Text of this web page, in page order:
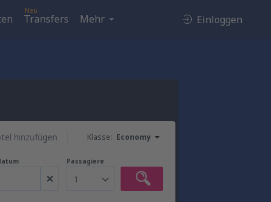
Neu
Transfers Mehr Einloggen
Klasse: Economy
hinzufügen
Passagiere
1